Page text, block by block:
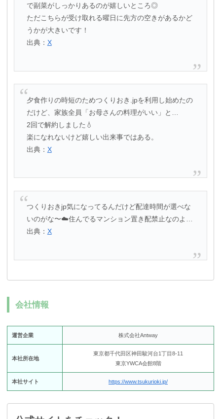
で副菜がしっかりあるのが嬉しいところ◎
ただこちらが受け取れる曜日に先方の空きがあるかど
うかが大きいです！
出典： X
夕食作りの時短のためつくりおき.jpを利用し始めたの
だけど、家族全員「お母さんの料理がいい」と…
2回で解約しました💧
楽になれないけど嬉しい出来事ではある。
出典： X
つくりおきjp気になってるんだけど配達時間が選べな
いのがな〜☁️住んでるマンション置き配禁止なのよ…
出典： X
会社情報
運営企業 株式会社Antway
本社所在地
東京都千代田区神田駿河台1丁目8-11
東京YWCA会館8階
本社サイト https://www.tsukurioki.jp/